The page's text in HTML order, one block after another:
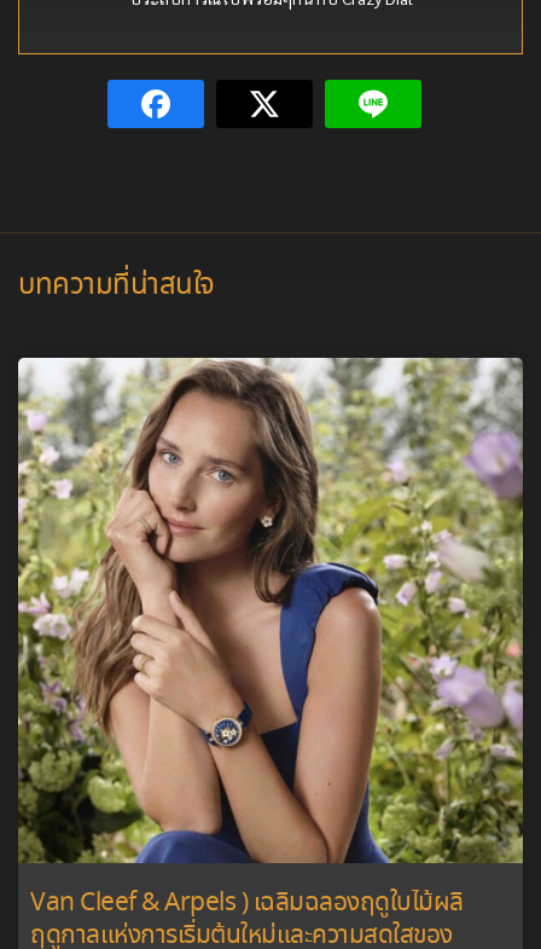
บทความที่น่าสนใจ
Van Cleef & Arpels ) เฉลิมฉลองฤดูใบไม้ผลิ
ฤดูกาลแห่งการเริ่มต้นใหม่และความสดใสของ